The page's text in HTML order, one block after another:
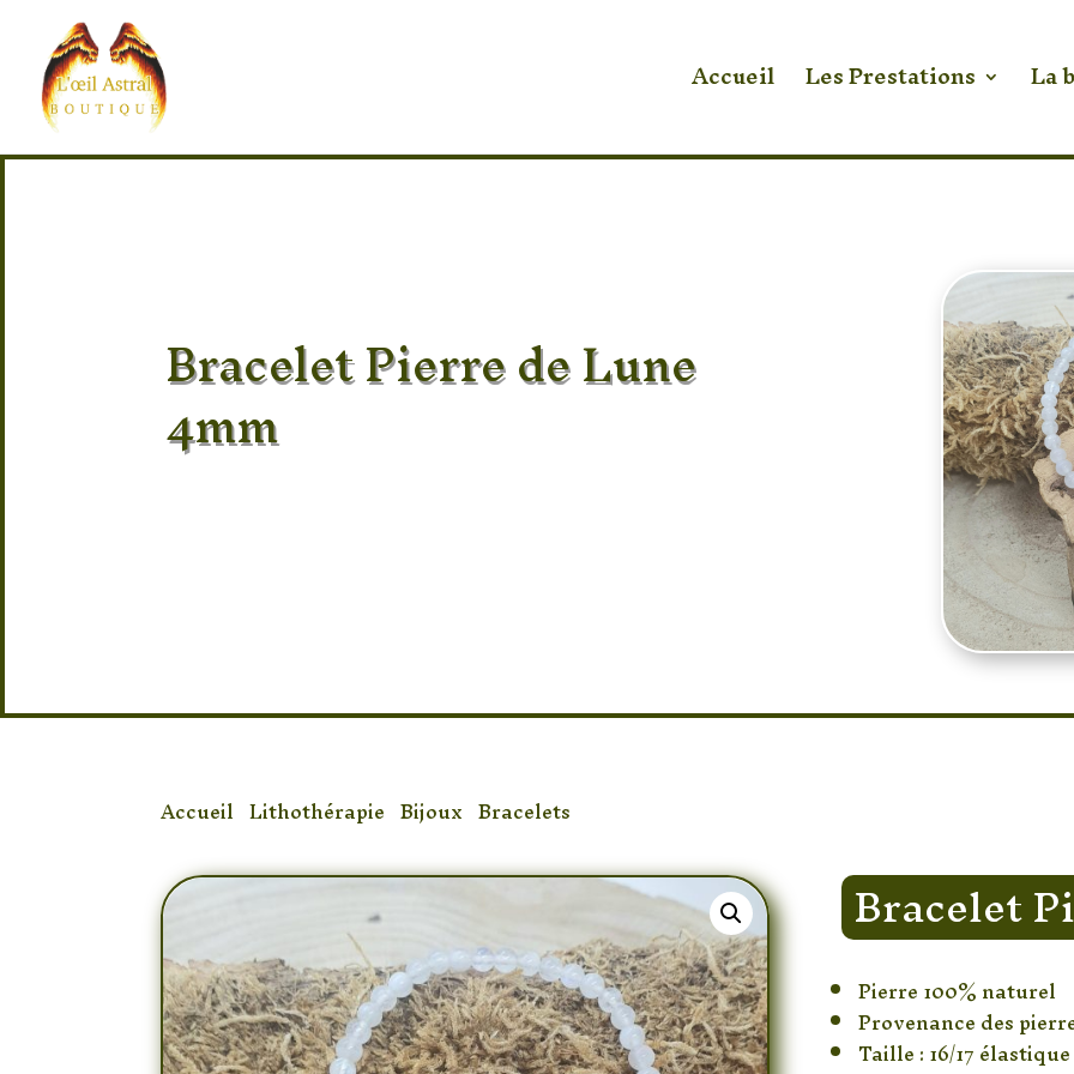
Accueil Les Prestations La
Bracelet Pierre de Lune
4mm
Accueil /Lithothérapie /Bijoux /Bracelets
Bracelet
Pierre 100% naturel
Provenance des
Taille : 16/17 élastique